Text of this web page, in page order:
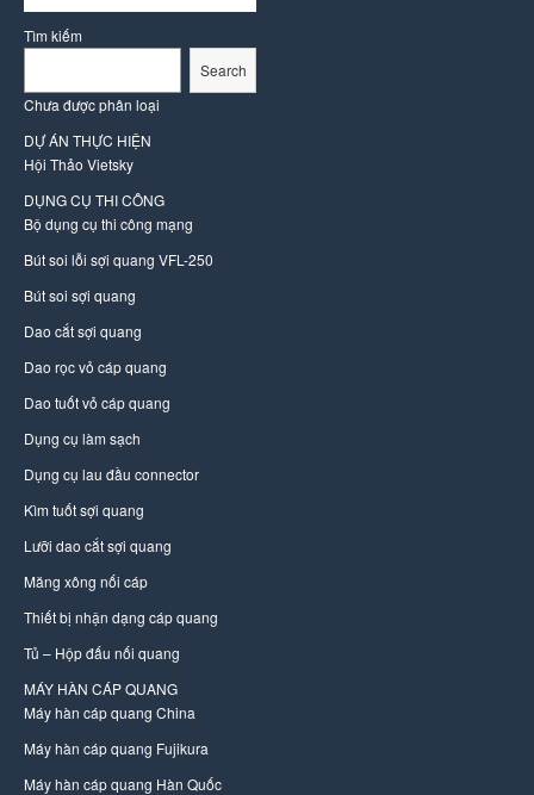
Tìm kiếm
Search
Chưa được phân loại
DỰ ÁN THỰC HIỆN
Hội Thảo Vietsky
DỤNG CỤ THI CÔNG
Bộ dụng cụ thi công mạng
Bút soi lỗi sợi quang VFL-250
Bút soi sợi quang
Dao cắt sợi quang
Dao rọc vỏ cáp quang
Dao tuốt vỏ cáp quang
Dụng cụ làm sạch
Dụng cụ lau đầu connector
Kìm tuốt sợi quang
Lưỡi dao cắt sợi quang
Măng xông nối cáp
Thiết bị nhận dạng cáp quang
Tủ – Hộp đấu nối quang
MÁY HÀN CÁP QUANG
Máy hàn cáp quang China
Máy hàn cáp quang Fujikura
Máy hàn cáp quang Hàn Quốc